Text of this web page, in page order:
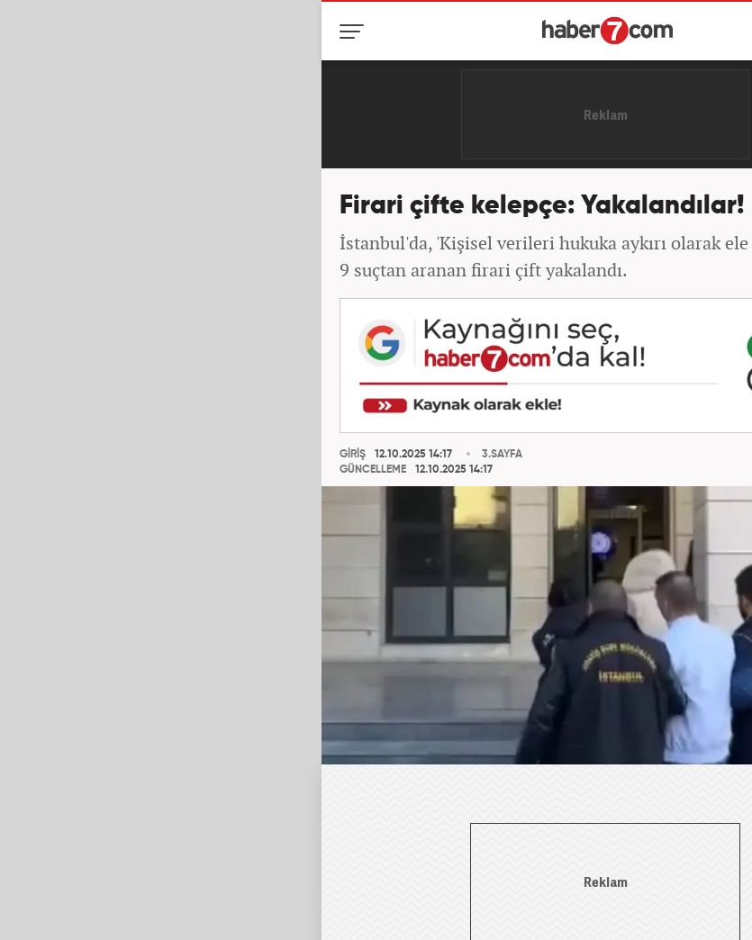
Firari çifte kelepçe: Yakalandılar!
İstanbul'da, 'Kişisel verileri hukuka aykırı olarak
9 suçtan aranan firari çift yakalandı.
GİRİŞ
12.10.2025 14:17
GÜNCELLEME
12.10.2025 14:17
3.SAYFA